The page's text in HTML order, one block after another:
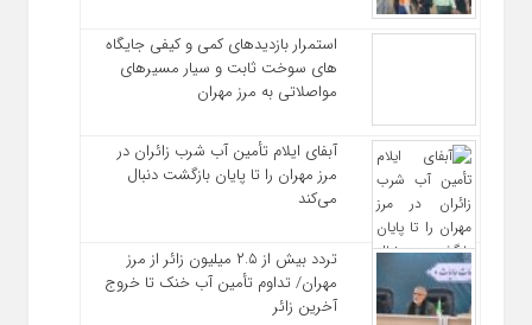
استمرار بازدیدهای کمی و کیفی جایگاه‌
های سوخت ثابت و سیار مسیرهای
مواصلاتی به مرز مهران
آبفای ایلام تأمین آب شرب زائران در
مرز مهران را تا پایان بازگشت دنبال
می‌کند
تردد بیش از ۲.۵ میلیون زائر از مرز
مهران/ تداوم تأمین آب خنک تا خروج
آخرین زائر